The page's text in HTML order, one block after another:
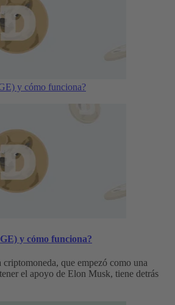
y cómo funciona?
y cómo funciona?
criptomoneda, que empezó como una
el apoyo de Elon Musk, tiene detrás